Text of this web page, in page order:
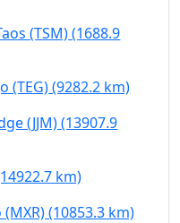
(TSM) (1688.9
(9282.2 km)
(JJM) (13907.9
km)
(10853.3 km)